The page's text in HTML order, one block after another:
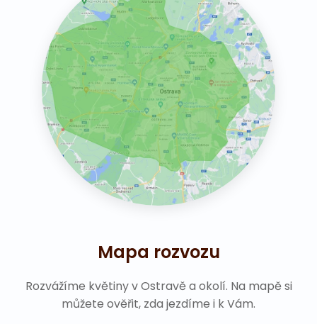
Mapa rozvozu
Rozvážíme květiny v Ostravě a okolí. Na mapě si
můžete ověřit, zda jezdíme i k Vám.